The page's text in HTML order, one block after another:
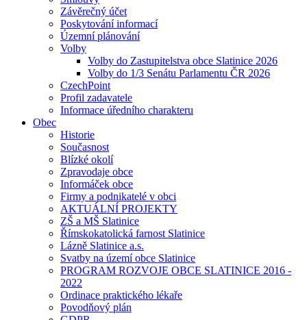
Závěrečný účet
Poskytování informací
Územní plánování
Volby
Volby do Zastupitelstva obce Slatinice 2026
Volby do 1/3 Senátu Parlamentu ČR 2026
CzechPoint
Profil zadavatele
Informace úředního charakteru
Obec
Historie
Současnost
Blízké okolí
Zpravodaje obce
Informáček obce
Firmy a podnikatelé v obci
AKTUÁLNÍ PROJEKTY
ZŠ a MŠ Slatinice
Římskokatolická farnost Slatinice
Lázně Slatinice a.s.
Svatby na území obce Slatinice
PROGRAM ROZVOJE OBCE SLATINICE 2016 -
2022
Ordinace praktického lékaře
Povodňový plán